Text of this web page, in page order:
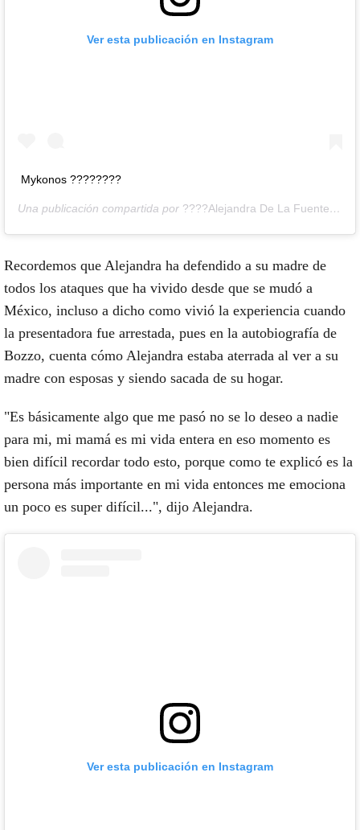
Ver esta publicación en Instagram
Mykonos ????????
Una publicación compartida por ????Alejandra De La Fuente Bozzo????
Recordemos que Alejandra ha defendido a su madre de
todos los ataques que ha vivido desde que se mudó a
México, incluso a dicho como vivió la experiencia cuando
la presentadora fue arrestada, pues en la autobiografía de
Bozzo, cuenta cómo Alejandra estaba aterrada al ver a su
madre con esposas y siendo sacada de su hogar.
"Es básicamente algo que me pasó no se lo deseo a nadie
para mi, mi mamá es mi vida entera en eso momento es
bien difícil recordar todo esto, porque como te explicó es la
persona más importante en mi vida entonces me emociona
un poco es super difícil...", dijo Alejandra.
Ver esta publicación en Instagram